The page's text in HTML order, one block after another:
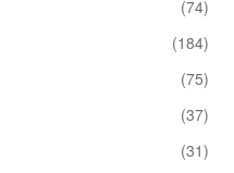
(74)
(184)
(75)
(37)
(31)